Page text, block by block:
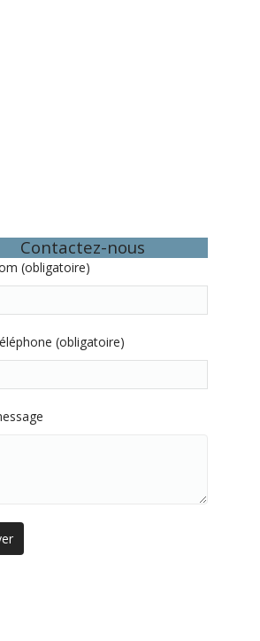
Contactez-nous
(obligatoire)
(obligatoire)